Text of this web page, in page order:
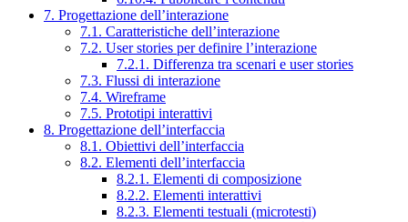
7. Progettazione dell’interazione
7.1. Caratteristiche dell’interazione
7.2. User stories per definire l’interazione
7.2.1. Differenza tra scenari e user stories
7.3. Flussi di interazione
7.4. Wireframe
7.5. Prototipi interattivi
8. Progettazione dell’interfaccia
8.1. Obiettivi dell’interfaccia
8.2. Elementi dell’interfaccia
8.2.1. Elementi di composizione
8.2.2. Elementi interattivi
8.2.3. Elementi testuali (microtesti)